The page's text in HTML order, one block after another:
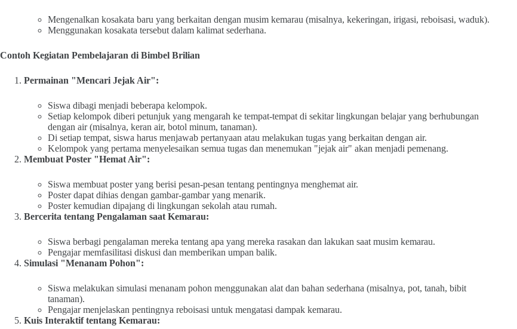
Mengenalkan kosakata baru yang berkaitan dengan musim kemarau (misalnya, kekeringan, irigasi, reboisasi, waduk).
Menggunakan kosakata tersebut dalam kalimat sederhana.
Contoh Kegiatan Pembelajaran di Bimbel Brilian
Permainan "Mencari Jejak Air":
Siswa dibagi menjadi beberapa kelompok.
Setiap kelompok diberi petunjuk yang mengarah ke tempat-tempat di sekitar lingkungan belajar yang berhubungan
dengan air (misalnya, keran air, botol minum, tanaman).
Di setiap tempat, siswa harus menjawab pertanyaan atau melakukan tugas yang berkaitan dengan air.
Kelompok yang pertama menyelesaikan semua tugas dan menemukan "jejak air" akan menjadi pemenang.
Membuat Poster "Hemat Air":
Siswa membuat poster yang berisi pesan-pesan tentang pentingnya menghemat air.
Poster dapat dihias dengan gambar-gambar yang menarik.
Poster kemudian dipajang di lingkungan sekolah atau rumah.
Bercerita tentang Pengalaman saat Kemarau:
Siswa berbagi pengalaman mereka tentang apa yang mereka rasakan dan lakukan saat musim kemarau.
Pengajar memfasilitasi diskusi dan memberikan umpan balik.
Simulasi "Menanam Pohon":
Siswa melakukan simulasi menanam pohon menggunakan alat dan bahan sederhana (misalnya, pot, tanah, bibit
tanaman).
Pengajar menjelaskan pentingnya reboisasi untuk mengatasi dampak kemarau.
Kuis Interaktif tentang Kemarau: